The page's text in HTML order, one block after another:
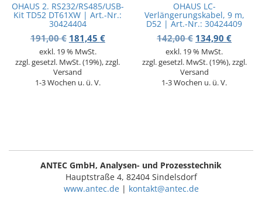
OHAUS 2. RS232/RS485/USB-
Kit TD52 DT61XW | Art.-Nr.:
30424404
191,00€ Ursprünglicher Preis war: 191,00 €
181,45 €Aktueller Preis ist: 181,45 €.
exkl. 19 % MwSt.
zzgl. gesetzl. MwSt. (19%), zzgl.
Versand
1-3 Wochen u. ü. V.
OHAUS LC-
Verlängerungskabel, 9 m,
D52 | Art.-Nr.: 30424409
142,00€ 134,90€
exkl. 19 % MwSt.
zzgl. gesetzl. MwSt. (19%), zzgl.
Versand
1-3 Wochen u. ü. V.
ANTEC GmbH, Analysen- und Prozesstechnik
Hauptstraße 4, 82404 Sindelsdorf
www.antec.de| kontakt@antec.de